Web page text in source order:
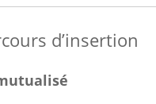
d’insertion